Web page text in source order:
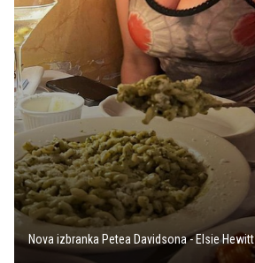
Nova izbranka Petea Davidsona - Elsie Hewitt